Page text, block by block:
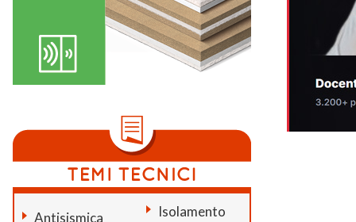
Antisismica Isolamento